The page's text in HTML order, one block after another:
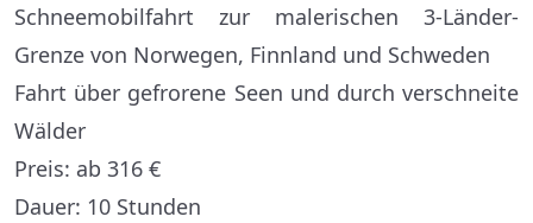
Schneemobilfahrt zur malerischen 3-Länder-
Grenze von Norwegen, Finnland und Schweden
Fahrt über gefrorene Seen und durch verschneite
Wälder
Preis: ab 316 €
Dauer: 10 Stunden